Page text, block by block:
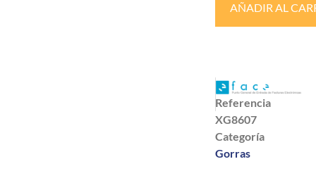
AÑADIR AL
Referencia
XG8607
Categoría
Gorras